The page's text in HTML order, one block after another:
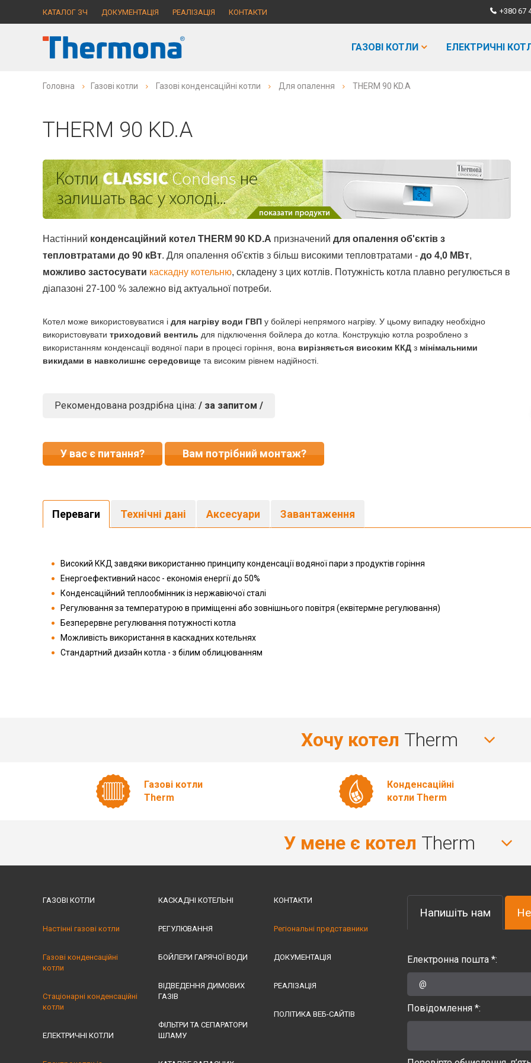
КАТАЛОГ ЗЧ ДОКУМЕНТАЦІЯ РЕАЛІЗАЦІЯ КОНТАКТИ +380 67
ГАЗОВІ КОТЛИ ЕЛЕКТРИЧНІ
Головна Газові котли Газові конденсаційні котли Для опалення THERM 90 KD.A
THERM 90 KD.A
Настінний конденсаційний котел THERM 90 KD.A призначений для опалення об'єктів з
тепловтратами до 90 кВт. Для опалення об'єктів з більш високими тепловтратами - до 4,0 МВт,
можливо застосувати каскадну котельню, складену з цих котлів. Потужність котла плавно регулюється в
діапазоні 27-100 % залежно від актуальної потреби.
Котел може використовуватися і для нагріву води ГВП у бойлері непрямого нагріву. У цьому випадку необхідно
використовувати триходовий вентиль для підключення бойлера до котла. Конструкцію котла розроблено з
використанням конденсації водяної пари в процесі горіння, вона вирізняється високим ККД з мінімальними
викидами в навколишнє середовище та високим рівнем надійності.
Рекомендована роздрібна ціна: / за запитом /
У вас є питання? Вам потрібний монтаж?
Переваги Технічні дані Аксесуари Завантаження
Високий ККД завдяки використанню принципу конденсації водяної пари з продуктів горіння
Енергоефективний насос - економія енергії до 50%
Конденсаційний теплообмінник із нержавіючої сталі
Регулювання за температурою в приміщенні або зовнішнього повітря (еквітермне регулювання)
Безперервне регулювання потужності котла
Можливість використання в каскадних котельнях
Стандартний дизайн котла - з білим облицюванням
Хочу котел Therm
Газові котли
Therm
Конденсаційні
котли Therm
У мене є котел Therm
ГАЗОВІ КОТЛИ
Настінні газові котли
Газові конденсаційні
котли
Стаціонарні конденсаційні
котли
ЕЛЕКТРИЧНІ КОТЛИ
КАСКАДНІ КОТЕЛЬНІ
РЕГУЛЮВАННЯ
БОЙЛЕРИ ГАРЯЧОЇ ВОДИ
ВІДВЕДЕННЯ ДИМОВИХ
ГАЗІВ
ФІЛЬТРИ ТА СЕПАРАТОРИ
ШЛАМУ
КОНТАКТИ
Регіональні представники
ДОКУМЕНТАЦІЯ
РЕАЛІЗАЦІЯ
ПОЛІТИКА ВЕБ-САЙТІВ
Напишіть нам
Електронна пошта *:
Повідомлення *: